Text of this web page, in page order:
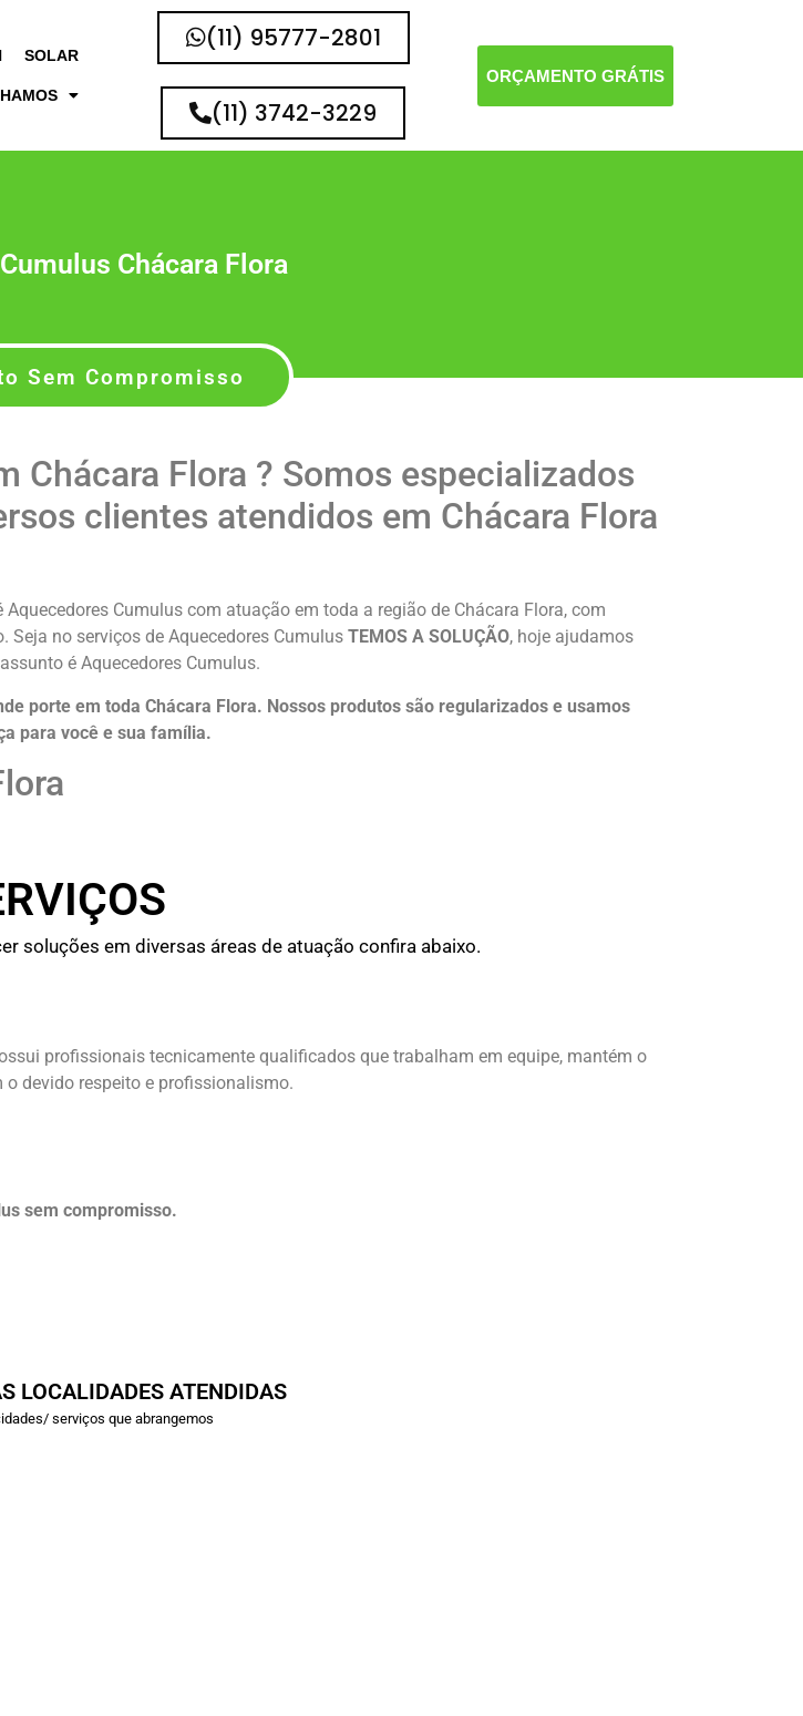
SOLAR
(11) 95777-2801
(11) 3742-3229
ORÇAMENTO GRÁTIS
Chácara Flora
Sem Compromisso
Chácara Flora ? Somos especializados
clientes atendidos em Chácara Flora
Cumulus com atuação em toda a região de Chácara Flora, com
no serviços de Aquecedores Cumulus TEMOS A SOLUÇÃO, hoje ajudamos
é Aquecedores Cumulus.
porte em toda Chácara Flora. Nossos produtos são regularizados e usamos
para você e sua família.
soluções em diversas áreas de atuação confira abaixo.
profissionais tecnicamente qualificados que trabalham em equipe, mantém o
devido respeito e profissionalismo.
sem compromisso.
LOCALIDADES ATENDIDAS
serviços que abrangemos